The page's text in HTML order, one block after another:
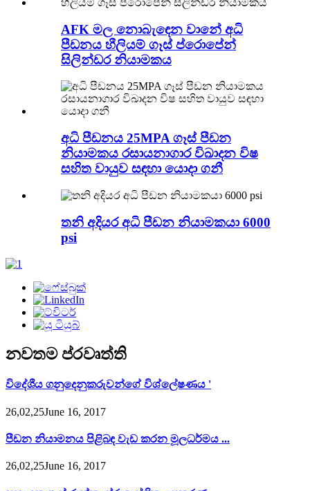
AFK මල නොබැඳෙන වානේ අධි
පීඩනය හීලියම් ගෑස් ප්රොපේන්
සිලින්ඩර නියාමකය
අධි පීඩනය 25MPA ගෑස් පීඩන
නියාමකය රසායනාගාර විඛාදන විෂ
සහිත වායුව සඳහා යොදා ගනී
තනි අදියර අධි පීඩන නියාමකයා 6000
psi
නවතම ප්රවෘත්ති
විදේශීය ගනුදෙනුකරුවන්ගේ විශ්ලේෂණය '
26,02,25June 16, 2017
පීඩන නියාමනය පිළිබඳ වැඩ කරන මූලධර්මය ...
26,02,25June 16, 2017